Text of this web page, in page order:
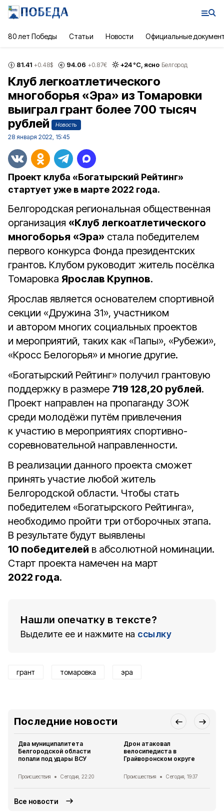
80 лет Победы Статьи Новости Официальные
81.41 +0.48$ 94.06 +0.87€ +24°С, ясно Белгород
Клуб легкоатлетического
многоборья «Эра» из Томаровки
выиграл грант более 700 тысяч
рублей
Новость
28 января 2022, 15:45
Проект клуба «Богатырский Рейтинг»
стартует уже в марте 2022 года.
Белгородская региональная общественная
организация «Клуб легкоатлетического
многоборья «Эра» стала победителем
первого конкурса Фонда президентских
грантов. Клубом руководит житель посёлка
Томаровка Ярослав Крупнов.
Ярослав является основателем спортивной
секции «Дружина 31», участником
и автором многих социальных проектов
и мероприятий, таких как «Папы», «Рубежи»,
«Кросс Белогорья» и многие другие.
«Богатырский Рейтинг» получил грантовую
поддержку в размере 719 128,20 рублей.
Проект направлен на пропаганду ЗОЖ
среди молодёжи путём привлечения
к участию в мероприятиях спортивно-
соревновательной направленности.
В реализации данного проекта сможет
принять участие любой житель
Белгородской области. Чтобы стать
победителем «Богатырского Рейтинга»,
необходимо пройти три отборочных этапа.
В результате будут выявлены
10 победителей в абсолютной номинации.
Старт проекта намечен на март
2022 года.
Нашли опечатку в тексте?
Выделите ее и нажмите на ссылку
грант томаровка эра
Последние новости
Два муниципалитета
Белгородской области
попали под удары ВСУ
Происшествия Сегодня, 22:20
Дрон атаковал
велосипедиста в
Грайворонском округе
Происшествия Сегодня, 19:37
Все новости